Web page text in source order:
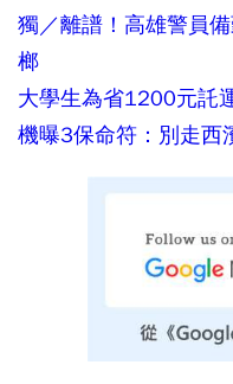
獨／離譜！高雄警員
榔
大學生為省1200元託
機曝3保命符：別走西